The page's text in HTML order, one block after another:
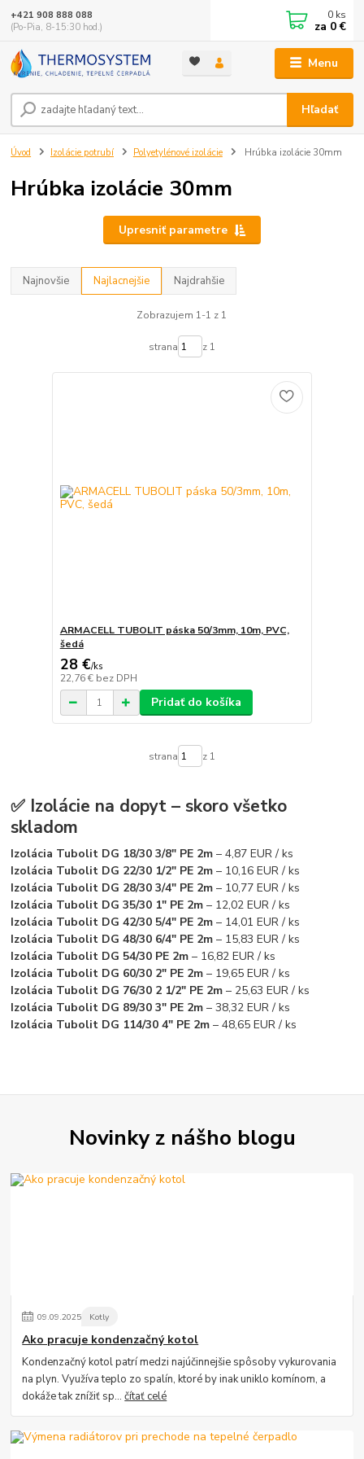
Menu
Hľadať
+421 908 888 088
(Po-Pia, 8-15:30 hod.)
0 ks
za 0 €
Úvod Izolácie potrubí Polyetylénové izolácie Hrúbka izolácie 30mm
Hrúbka izolácie 30mm
Upresniť parametre
Najnovšie Najlacnejšie Najdrahšie
Zobrazujem 1-1 z 1
strana z 1
ARMACELL TUBOLIT páska 50/3mm, 10m, PVC,
šedá
28 €/ks
22,76 € bez DPH
Pridať do košíka
strana z 1
✅ Izolácie na dopyt – skoro všetko
skladom
Izolácia Tubolit DG 18/30 3/8" PE 2m – 4,87 EUR / ks
Izolácia Tubolit DG 22/30 1/2" PE 2m – 10,16 EUR / ks
Izolácia Tubolit DG 28/30 3/4" PE 2m – 10,77 EUR / ks
Izolácia Tubolit DG 35/30 1" PE 2m – 12,02 EUR / ks
Izolácia Tubolit DG 42/30 5/4" PE 2m – 14,01 EUR / ks
Izolácia Tubolit DG 48/30 6/4" PE 2m – 15,83 EUR / ks
Izolácia Tubolit DG 54/30 PE 2m – 16,82 EUR / ks
Izolácia Tubolit DG 60/30 2" PE 2m – 19,65 EUR / ks
Izolácia Tubolit DG 76/30 2 1/2" PE 2m – 25,63 EUR / ks
Izolácia Tubolit DG 89/30 3" PE 2m – 38,32 EUR / ks
Izolácia Tubolit DG 114/30 4" PE 2m – 48,65 EUR / ks
Novinky z nášho blogu
09.09.2025 Kotly
Ako pracuje kondenzačný kotol
Kondenzačný kotol patrí medzi najúčinnejšie spôsoby vykurovania
na plyn. Využíva teplo zo spalín, ktoré by inak uniklo komínom, a
dokáže tak znížiť sp...čítať celé